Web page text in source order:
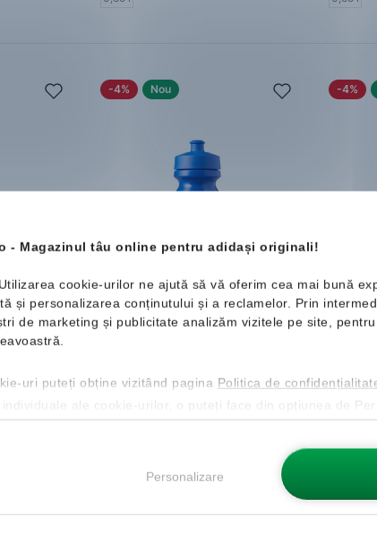
- Magazinul tâu online pentru adidași originali!
cookie-urilor ne ajută să vă oferim cea mai bună
și personalizarea conținutului și a reclamelor. Prin
de marketing și publicitate analizăm vizitele pe site,
uri puteți obține vizitând pagina Politica de
ale cookie-urilor, o puteți face din opțiunea de
Personalizare
-4% Nou
NikeBig Mouth
Sticlă
Mărimi disponibile:
0,65 l
-4%
Nike
Sticlă
Mărimi